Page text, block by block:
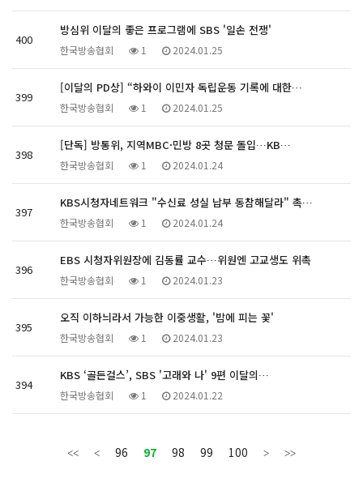
400
방심위 이달의 좋은 프로그램에 SBS '일손 전쟁'
한국방송협회 1 2024.01.25
399
[이달의 PD상] “하와이 이민자 독립운동 기록에 대한…
한국방송협회 1 2024.01.25
398
[단독] 방통위, 지역MBC·민방 8곳 청문 돌입…KB…
한국방송협회 1 2024.01.24
397
KBS시청자네트워크 "수신료 성실 납부 동참해달라" 촉…
한국방송협회 1 2024.01.24
396
EBS 시청자위원장에 김동률 교수…위원엔 고교생도 위촉
한국방송협회 1 2024.01.23
395
오직 이하늬라서 가능한 이중생활, '밤에 피는 꽃'
한국방송협회 1 2024.01.23
394
KBS ‘골든걸스’, SBS '고래와 나' 9편 이달의…
한국방송협회 1 2024.01.22
96 97 98 99 100